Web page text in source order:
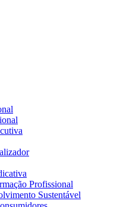
Profissional
Sustentável